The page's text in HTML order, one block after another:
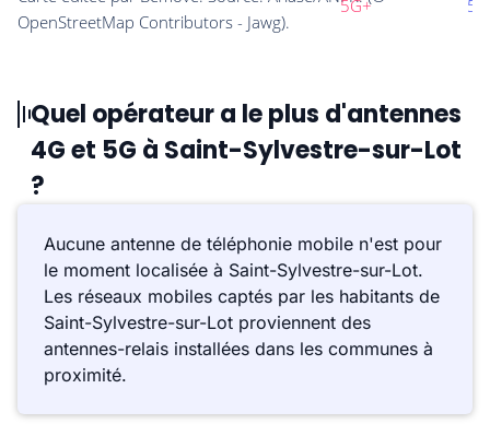
Quel opérateur a le plus d'antennes
4G et 5G à Saint-Sylvestre-sur-Lot
?
Aucune antenne de téléphonie mobile n'est pour
le moment localisée à Saint-Sylvestre-sur-Lot.
Les réseaux mobiles captés par les habitants de
Saint-Sylvestre-sur-Lot proviennent des
antennes-relais installées dans les communes à
proximité.